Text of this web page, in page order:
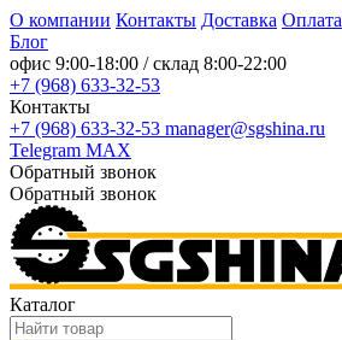
О компании Контакты Доставка Оплата
Блог
офис 9:00-18:00 / склад 8:00-22:00
+7 (968) 633-32-53
Контакты
+7 (968) 633-32-53 manager@sgshina.ru
Telegram MAX
Обратный звонок
Обратный звонок
Каталог